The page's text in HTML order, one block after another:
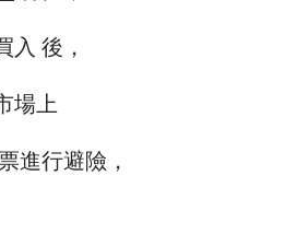
入 後，
場上
進行避險，